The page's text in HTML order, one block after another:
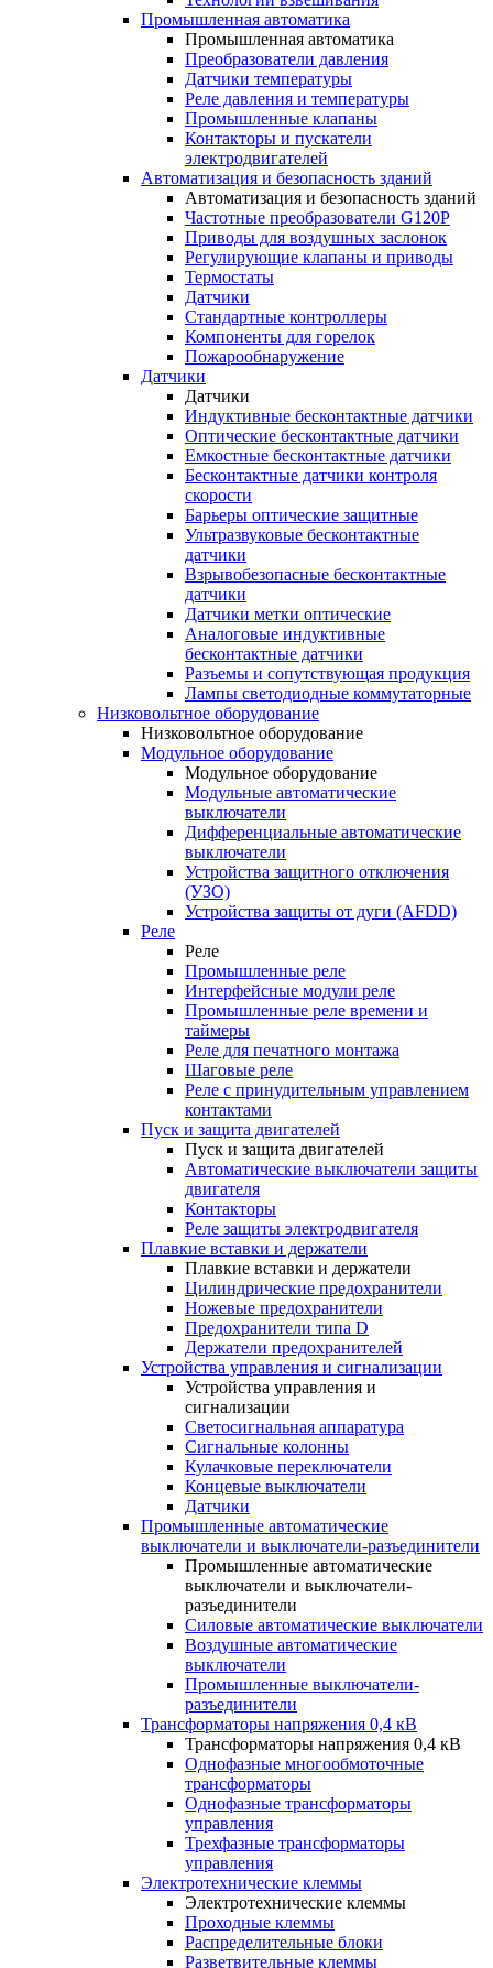
Промышленная автоматика
Промышленная автоматика
Преобразователи давления
Датчики температуры
Реле давления и температуры
Промышленные клапаны
Контакторы и пускатели
электродвигателей
Автоматизация и безопасность зданий
Автоматизация и безопасность зданий
Частотные преобразователи G120P
Приводы для воздушных заслонок
Регулирующие клапаны и приводы
Термостаты
Датчики
Стандартные контроллеры
Компоненты для горелок
Пожарообнаружение
Датчики
Датчики
Индуктивные бесконтактные датчики
Оптические бесконтактные датчики
Емкостные бесконтактные датчики
Бесконтактные датчики контроля
скорости
Барьеры оптические защитные
Ультразвуковые бесконтактные
датчики
Взрывобезопасные бесконтактные
датчики
Датчики метки оптические
Аналоговые индуктивные
бесконтактные датчики
Разъемы и сопутствующая продукция
Лампы светодиодные коммутаторные
Низковольтное оборудование
Низковольтное оборудование
Модульное оборудование
Модульное оборудование
Модульные автоматические
выключатели
Дифференциальные автоматические
выключатели
Устройства защитного отключения
(УЗО)
Устройства защиты от дуги (AFDD)
Реле
Реле
Промышленные реле
Интерфейсные модули реле
Промышленные реле времени и
таймеры
Реле для печатного монтажа
Шаговые реле
Реле с принудительным управлением
контактами
Пуск и защита двигателей
Пуск и защита двигателей
Автоматические выключатели защиты
двигателя
Контакторы
Реле защиты электродвигателя
Плавкие вставки и держатели
Плавкие вставки и держатели
Цилиндрические предохранители
Ножевые предохранители
Предохранители типа D
Держатели предохранителей
Устройства управления и сигнализации
Устройства управления и
сигнализации
Светосигнальная аппаратура
Сигнальные колонны
Кулачковые переключатели
Концевые выключатели
Датчики
Промышленные автоматические
выключатели и выключатели-разъединители
Промышленные автоматические
выключатели и выключатели-
разъединители
Силовые автоматические выключатели
Воздушные автоматические
выключатели
Промышленные выключатели-
разъединители
Трансформаторы напряжения 0,4 кВ
Трансформаторы напряжения 0,4 кВ
Однофазные многообмоточные
трансформаторы
Однофазные трансформаторы
управления
Трехфазные трансформаторы
управления
Электротехнические клеммы
Электротехнические клеммы
Проходные клеммы
Распределительные блоки
Разветвительные клеммы